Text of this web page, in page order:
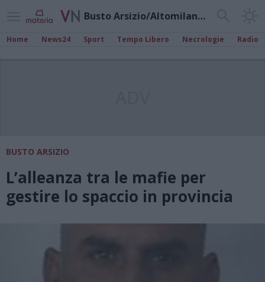
Busto Arsizio/Altomilanese
Home News24 Sport Tempo Libero Necrologie Radio
BUSTO ARSIZIO
L’alleanza tra le mafie per
gestire lo spaccio in provincia